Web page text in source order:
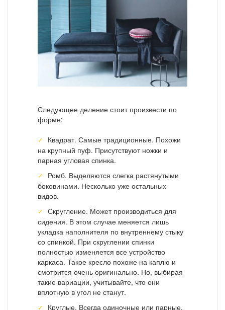
Следующее деление стоит произвести по
форме:
Квадрат. Самые традиционные. Похожи
на крупный пуф. Присутствуют ножки и
парная угловая спинка.
Ромб. Выделяются слегка растянутыми
боковинами. Несколько уже остальных
видов.
Скругление. Может производиться для
сидения. В этом случае меняется лишь
укладка наполнителя по внутреннему стыку
со спинкой. При скруглении спинки
полностью изменяется все устройство
каркаса. Такое кресло похоже на каплю и
смотрится очень оригинально. Но, выбирая
такие вариации, учитывайте, что они
вплотную в угол не станут.
Круглые. Всегда одиночные или парные.